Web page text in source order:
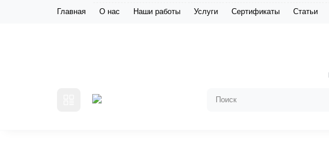
Главная О нас Наши работы Услуги Сертификаты Статьи